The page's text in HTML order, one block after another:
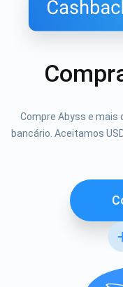
Compre Abyss e mais
bancário. Aceitamos